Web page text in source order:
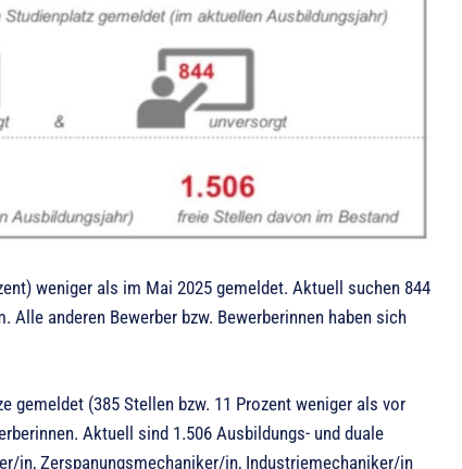
weniger als im Mai 2025 gemeldet. Aktuell suchen 844
Alle anderen Bewerber bzw. Bewerberinnen haben sich
gemeldet (385 Stellen bzw. 11 Prozent weniger als vor
Aktuell sind 1.506 Ausbildungs- und duale
in, Zerspanungsmechaniker/in, Industriemechaniker/in